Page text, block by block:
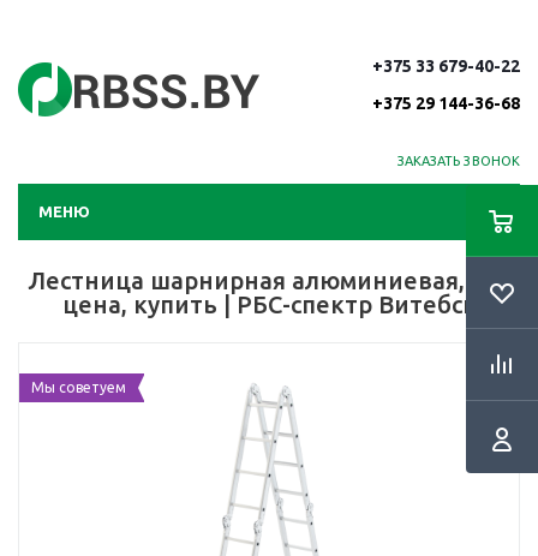
+375 33 679-40-22
+375 29 144-36-68
ЗАКАЗАТЬ ЗВОНОК
МЕНЮ
Лестница шарнирная алюминиевая, 4х4
цена, купить | РБС-спектр Витебск
Мы советуем